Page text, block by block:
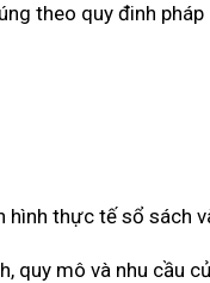
theo quy đinh
thực tế sổ sách
quy mô và nhu cầu